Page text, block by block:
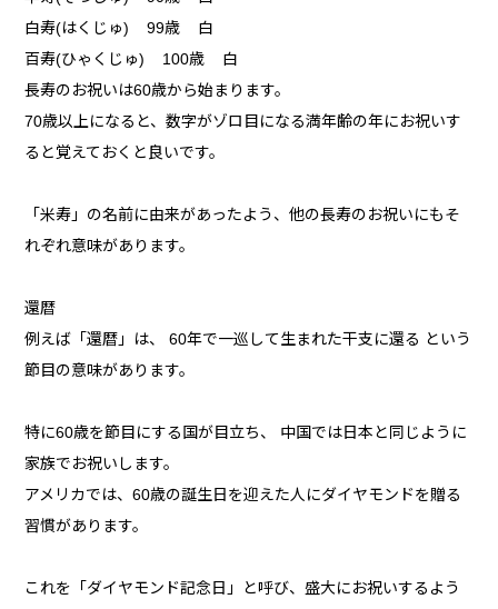
白寿(はくじゅ) 99歳 白
百寿(ひゃくじゅ) 100歳 白
長寿のお祝いは60歳から始まります。
70歳以上になると、数字がゾロ目になる満年齢の年にお祝いす
ると覚えておくと良いです。
「米寿」の名前に由来があったよう、他の長寿のお祝いにもそ
れぞれ意味があります。
還暦
例えば「還暦」は、 60年で一巡して生まれた干支に還る という
節目の意味があります。
特に60歳を節目にする国が目立ち、 中国では日本と同じように
家族でお祝いします。
アメリカでは、60歳の誕生日を迎えた人にダイヤモンドを贈る
習慣があります。
これを「ダイヤモンド記念日」と呼び、盛大にお祝いするよう